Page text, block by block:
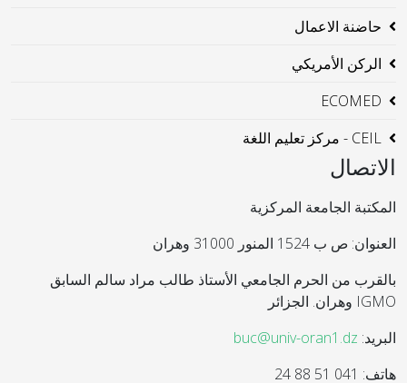
حاضنة الاعمال
الركن الأمريكي
ECOMED
CEIL - مركز تعليم اللغة
الاتصال
المكتبة الجامعة المركزية
العنوان: ص ب 1524 المنور 31000 وهران
بالقرب من الحرم الجامعي الأستاذ طالب مراد سالم السابق
IGMO وهران. الجزائر
البريد: buc@univ-oran1.dz
هاتف: 041 51 88 24